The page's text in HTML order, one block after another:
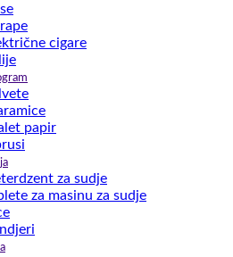
cigare
papir
za sudje
za masinu za sudje